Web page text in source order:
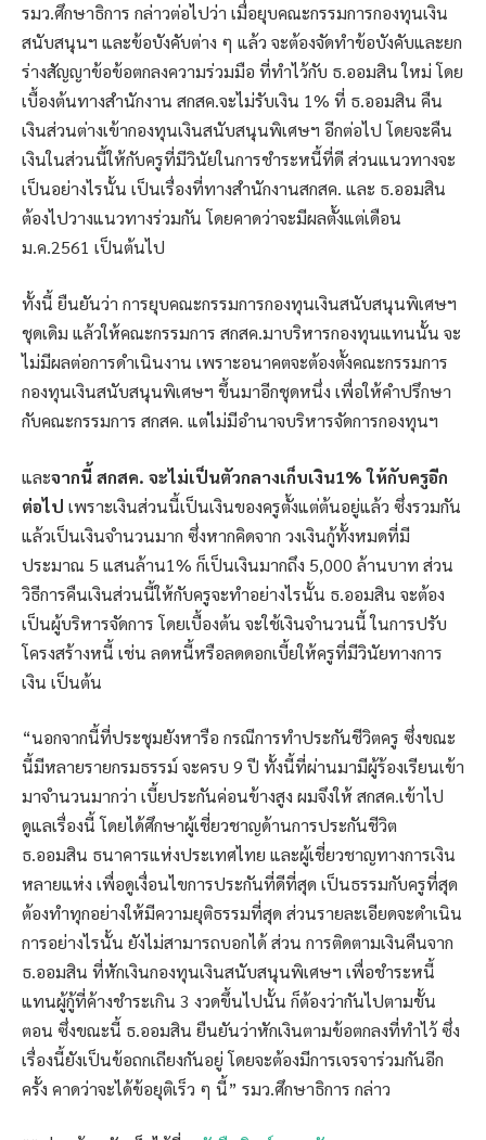
รมว.ศึกษาธิการ กล่าวต่อไปว่า เมื่อยุบคณะกรรมการกองทุนเงิน
สนับสนุนฯ และข้อบังคับต่าง ๆ แล้ว จะต้องจัดทำข้อบังคับและยก
ร่างสัญญาข้อข้อตกลงความร่วมมือ ที่ทำไว้กับ ธ.ออมสิน ใหม่ โดย
เบื้องต้นทางสำนักงาน สกสค.จะไม่รับเงิน 1% ที่ ธ.ออมสิน คืน
เงินส่วนต่างเข้ากองทุนเงินสนับสนุนพิเศษฯ อีกต่อไป โดยจะคืน
เงินในส่วนนี้ให้กับครูที่มีวินัยในการชำระหนี้ที่ดี ส่วนแนวทางจะ
เป็นอย่างไรนั้น เป็นเรื่องที่ทางสำนักงานสกสค. และ ธ.ออมสิน
ต้องไปวางแนวทางร่วมกัน โดยคาดว่าจะมีผลตั้งแต่เดือน
ม.ค.2561 เป็นต้นไป
ทั้งนี้ ยืนยันว่า การยุบคณะกรรมการกองทุนเงินสนับสนุนพิเศษฯ
ชุดเดิม แล้วให้คณะกรรมการ สกสค.มาบริหารกองทุนแทนนั้น จะ
ไม่มีผลต่อการดำเนินงาน เพราะอนาคตจะต้องตั้งคณะกรรมการ
กองทุนเงินสนับสนุนพิเศษฯ ขึ้นมาอีกชุดหนึ่ง เพื่อให้คำปรึกษา
กับคณะกรรมการ สกสค. แต่ไม่มีอำนาจบริหารจัดการกองทุนฯ
และจากนี้ สกสค. จะไม่เป็นตัวกลางเก็บเงิน1% ให้กับครูอีก
ต่อไป เพราะเงินส่วนนี้เป็นเงินของครูตั้งแต่ต้นอยู่แล้ว ซึ่งรวมกัน
แล้วเป็นเงินจำนวนมาก ซึ่งหากคิดจาก วงเงินกู้ทั้งหมดที่มี
ประมาณ 5 แสนล้าน1% ก็เป็นเงินมากถึง 5,000 ล้านบาท ส่วน
วิธีการคืนเงินส่วนนี้ให้กับครูจะทำอย่างไรนั้น ธ.ออมสิน จะต้อง
เป็นผู้บริหารจัดการ โดยเบื้องต้น จะใช้เงินจำนวนนี้ ในการปรับ
โครงสร้างหนี้ เช่น ลดหนี้หรือลดดอกเบี้ยให้ครูที่มีวินัยทางการ
เงิน เป็นต้น
“นอกจากนี้ที่ประชุมยังหารือ กรณีการทำประกันชีวิตครู ซึ่งขณะ
นี้มีหลายรายกรมธรรม์ จะครบ 9 ปี ทั้งนี้ที่ผ่านมามีผู้ร้องเรียนเข้า
มาจำนวนมากว่า เบี้ยประกันค่อนข้างสูง ผมจึงให้ สกสค.เข้าไป
ดูแลเรื่องนี้ โดยได้ศึกษาผู้เชี่ยวชาญด้านการประกันชีวิต
ธ.ออมสิน ธนาคารแห่งประเทศไทย และผู้เชี่ยวชาญทางการเงิน
หลายแห่ง เพื่อดูเงื่อนไขการประกันที่ดีที่สุด เป็นธรรมกับครูที่สุด
ต้องทำทุกอย่างให้มีความยุติธรรมที่สุด ส่วนรายละเอียดจะดำเนิน
การอย่างไรนั้น ยังไม่สามารถบอกได้ ส่วน การติดตามเงินคืนจาก
ธ.ออมสิน ที่หักเงินกองทุนเงินสนับสนุนพิเศษฯ เพื่อชำระหนี้
แทนผู้กู้ที่ค้างชำระเกิน 3 งวดขึ้นไปนั้น ก็ต้องว่ากันไปตามขั้น
ตอน ซึ่งขณะนี้ ธ.ออมสิน ยืนยันว่าหักเงินตามข้อตกลงที่ทำไว้ ซึ่ง
เรื่องนี้ยังเป็นข้อถกเถียงกันอยู่ โดยจะต้องมีการเจรจาร่วมกันอีก
ครั้ง คาดว่าจะได้ข้อยุติเร็ว ๆ นี้” รมว.ศึกษาธิการ กล่าว